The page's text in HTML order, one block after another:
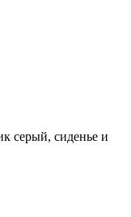
серый, сиденье и